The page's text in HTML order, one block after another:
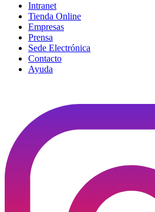
Intranet
Tienda Online
Empresas
Prensa
Sede Electrónica
Contacto
Ayuda